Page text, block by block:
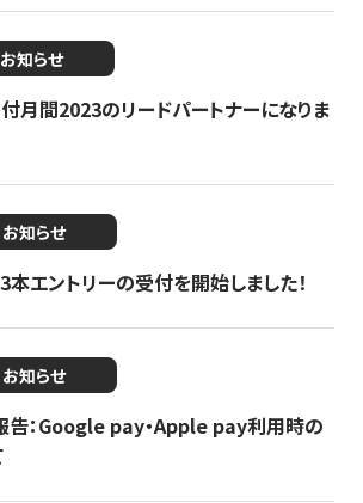
お知らせ
月間2023のリードパートナーになりま
お知らせ
エントリーの受付を開始しました！
お知らせ
告：Google pay・Apple pay利用時の